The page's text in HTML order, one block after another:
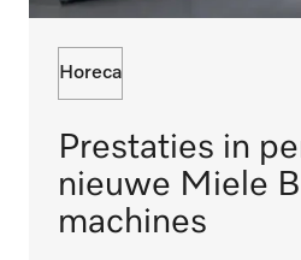
Horeca
Prestaties in
nieuwe Miele
machines